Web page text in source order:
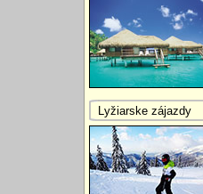
Lyžiarske zájazdy